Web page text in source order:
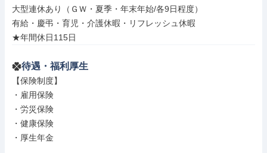
大型連休あり（ＧＷ・夏季・年末年始/各9日程度）
有給・慶弔・育児・介護休暇・リフレッシュ休暇
★年間休日115日
待遇・福利厚生
【保険制度】
・雇用保険
・労災保険
・健康保険
・厚生年金